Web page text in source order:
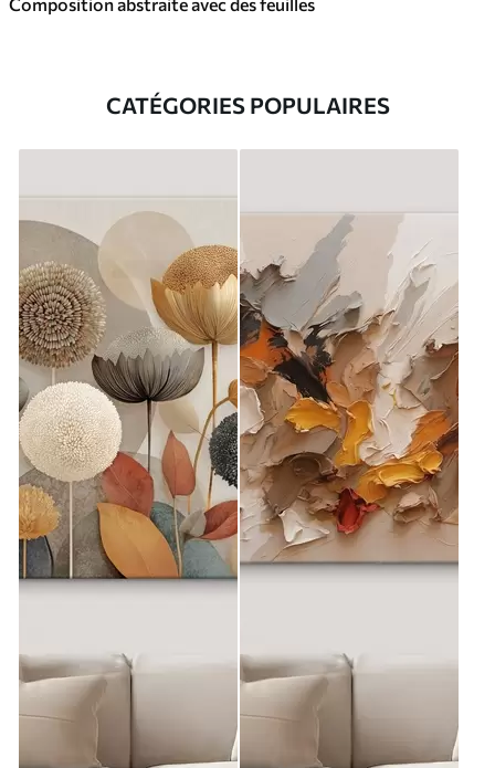
CATÉGORIES POPULAIRES